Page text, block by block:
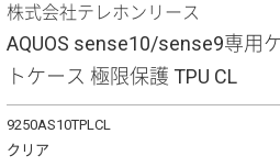
株式会社テレホンリース
AQUOS sense10/sense9専用
トケース 極限保護 TPU CL
9250AS10TPLCL
クリア